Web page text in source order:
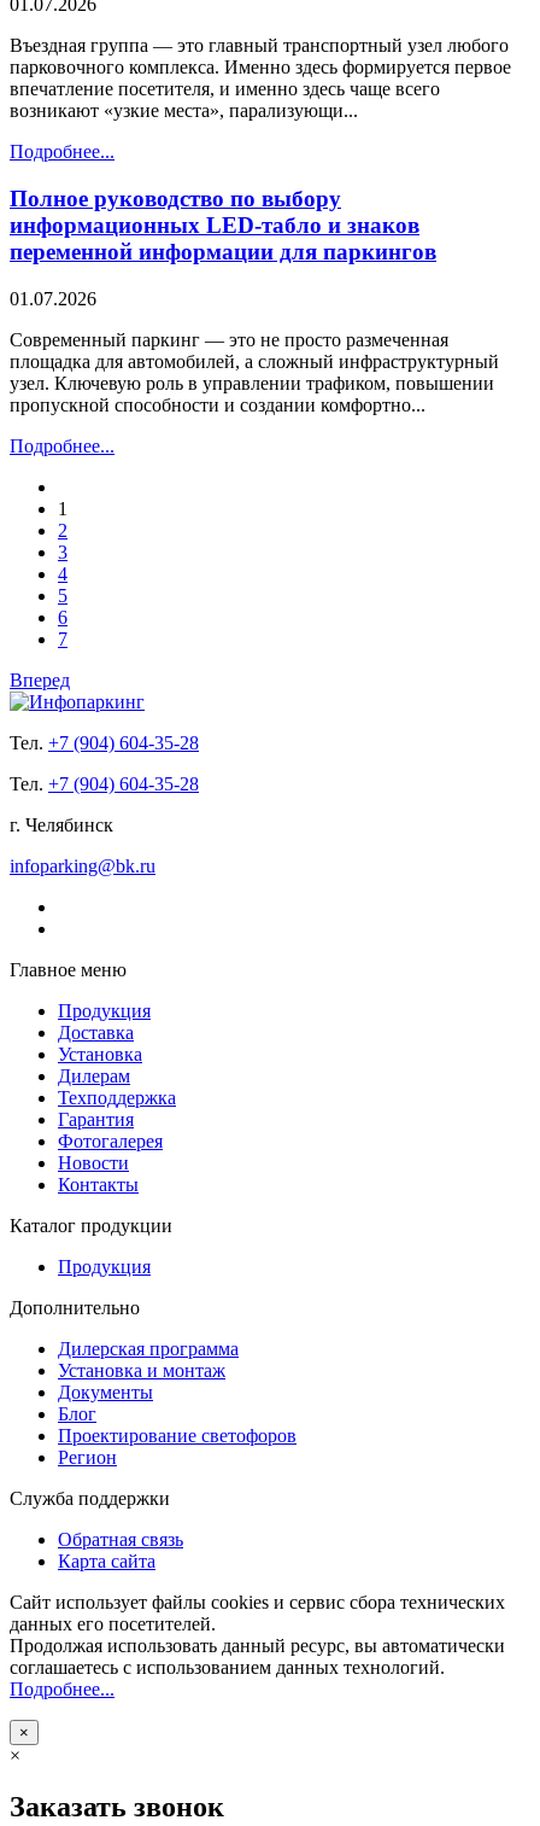
01.07.2026
Въездная группа — это главный транспортный узел любого
парковочного комплекса. Именно здесь формируется первое
впечатление посетителя, и именно здесь чаще всего
возникают «узкие места», парализующи...
Подробнее...
Полное руководство по выбору
информационных LED-табло и знаков
переменной информации для паркингов
01.07.2026
Современный паркинг — это не просто размеченная
площадка для автомобилей, а сложный инфраструктурный
узел. Ключевую роль в управлении трафиком, повышении
пропускной способности и создании комфортно...
Подробнее...
1
2
3
4
5
6
7
Вперед
Тел. +7 (904) 604-35-28
Тел. +7 (904) 604-35-28
г. Челябинск
infoparking@bk.ru
Главное меню
Продукция
Доставка
Установка
Дилерам
Техподдержка
Гарантия
Фотогалерея
Новости
Контакты
Каталог продукции
Продукция
Дополнительно
Дилерская программа
Установка и монтаж
Документы
Блог
Проектирование светофоров
Регион
Служба поддержки
Обратная связь
Карта сайта
Сайт использует файлы cookies и сервис сбора технических
данных его посетителей.
Продолжая использовать данный ресурс, вы автоматически
соглашаетесь с использованием данных технологий.
Подробнее...
×
×
Заказать звонок